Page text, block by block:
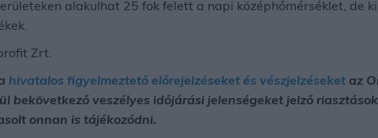
alakulhat 25 fok felett a napi középhőmérséklet, de
Zrt.
hivatalos figyelmeztető előrejelzéseket és vészjelzéseket az
bekövetkező veszélyes időjárási jelenségeket jelző
onnan is tájékozódni.